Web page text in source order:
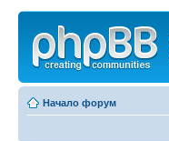
Начало форум